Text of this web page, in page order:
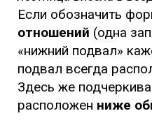
Если обозначить
отношений (одна
«нижний подвал»
подвал всегда
Здесь же
расположен ниже